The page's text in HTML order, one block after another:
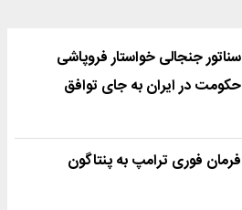
سناتور جنجالی خواستار فروپاشی
حکومت در ایران به جای توافق
فرمان فوری ترامپ به پنتاگون